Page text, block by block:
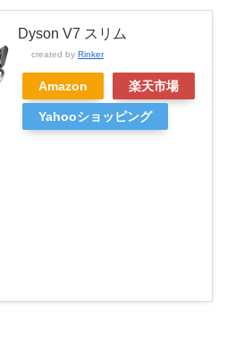
Dyson V7 スリム
created by Rinker
Amazon 楽天市場
Yahooショッピング